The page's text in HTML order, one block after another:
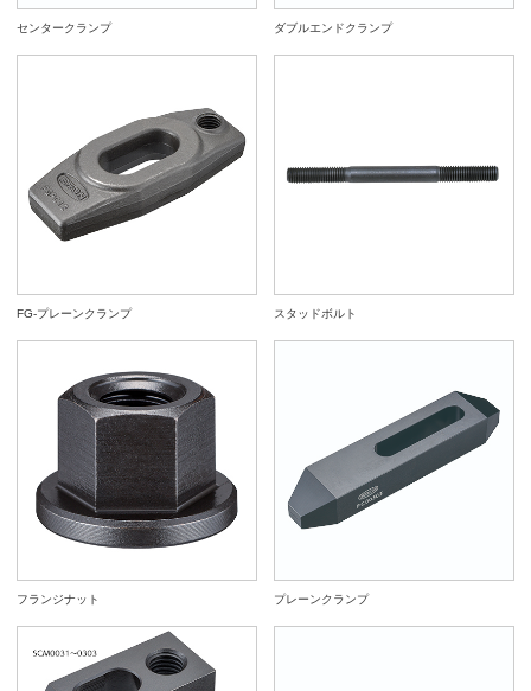
センタークランプ ダブルエンドクランプ
FG-プレーンクランプ スタッドボルト
フランジナット プレーンクランプ